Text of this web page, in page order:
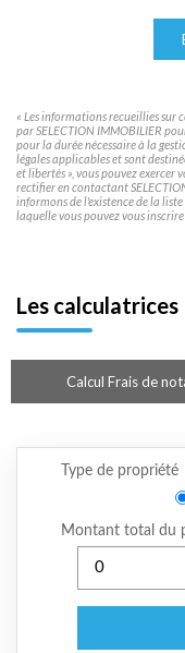
« Les informations recueillies sur
par SELECTION IMMOBILIER
pour la durée nécessaire à la
légales applicables et sont
et libertés », vous pouvez exercer
rectifier en contactant
informons de l'existence de la
laquelle vous pouvez vous
Les calculatrices
Calcul Frais de